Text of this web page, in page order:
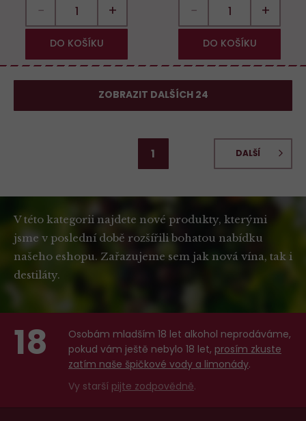
− +
DO KOŠÍKU
− +
DO KOŠÍKU
ZOBRAZIT DALŠÍCH 24
1 DALŠÍ
V této kategorii najdete nové produkty, kterými
jsme v poslední době rozšířili bohatou nabídku
našeho eshopu. Zařazujeme sem jak nová vína, tak i
destiláty.
18
Osobám mladším 18 let alkohol neprodáváme,
pokud vám ještě nebylo 18 let, prosím zkuste
zatím naše špičkové vody a limonády.
Vy starší pijte zodpovědně.